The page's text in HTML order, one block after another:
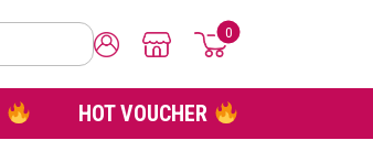
0
HOT VOUCHER